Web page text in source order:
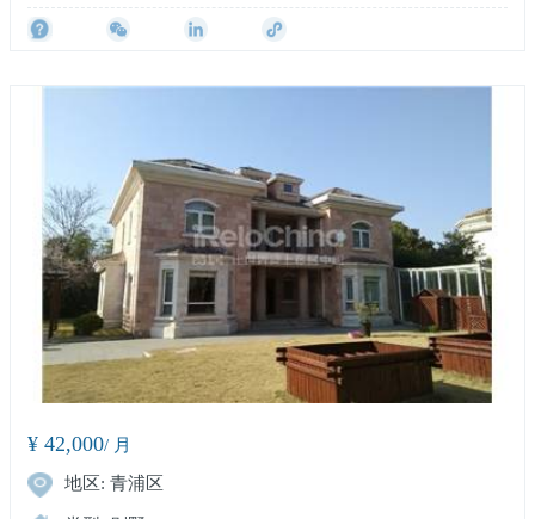
¥ 42,000/ 月
地区: 青浦区